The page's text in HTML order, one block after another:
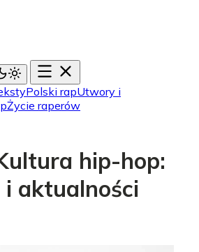
Polski rapUtwory i
Życie raperów
hip-hop:
aktualności